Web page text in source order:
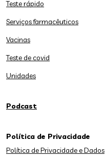
Teste rápido
Serviços farmacêuticos
Vacinas
Teste de covid
Unidades
Podcast
Política de Privacidade
Política de Privacidade e Dados